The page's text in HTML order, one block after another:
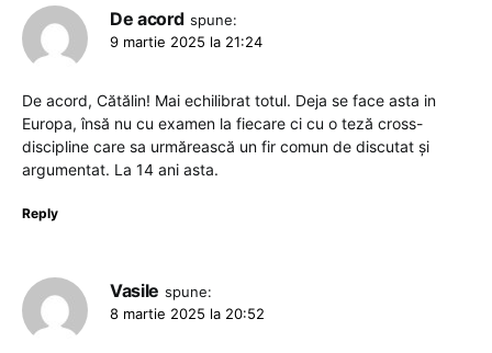
De acord spune:
9 martie 2025 la 21:24
De acord, Cătălin! Mai echilibrat totul. Deja se face asta in
Europa, însă nu cu examen la fiecare ci cu o teză cross-
discipline care sa urmărească un fir comun de discutat și
argumentat. La 14 ani asta.
Reply
Vasile spune:
8 martie 2025 la 20:52